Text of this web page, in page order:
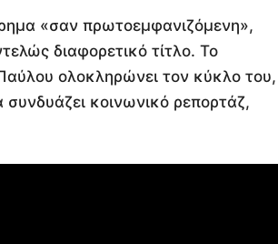
«σαν πρωτοεμφανιζόμενη»,
διαφορετικό τίτλο. Το
ολοκληρώνει τον κύκλο του,
κοινωνικό ρεπορτάζ,